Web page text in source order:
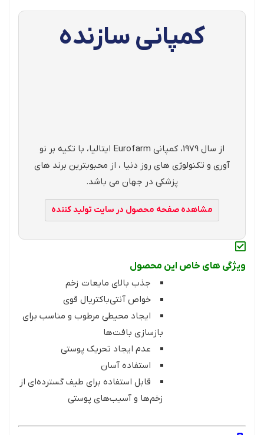
کمپانی سازنده
از سال 1979، کمپانی Eurofarm ایتالیا، با تکیه بر نو
آوری و تکنولوژی های روز دنیا ، از محبوبترین برند های
پزشکی در جهان می باشد.
مشاهده صفحه محصول در سایت تولید کننده
ویژگی های خاص این محصول
جذب بالای مایعات زخم
خواص آنتی‌باکتریال قوی
ایجاد محیطی مرطوب و مناسب برای
بازسازی بافت‌ها
عدم ایجاد تحریک پوستی
استفاده آسان
قابل استفاده برای طیف گسترده‌ای از
زخم‌ها و آسیب‌های پوستی